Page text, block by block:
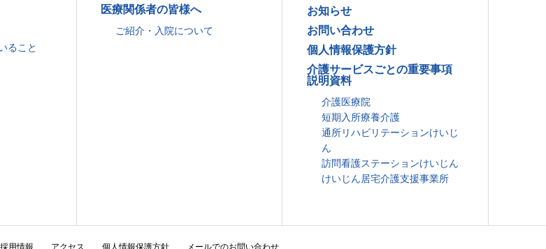
ること
医療関係者の皆様へ
ご紹介・入院について
お知らせ
お問い合わせ
個人情報保護方針
介護サービスごとの重要事項
説明資料
介護医療院
短期入所療養介護
通所リハビリテーションけいじ
ん
訪問看護ステーションけいじん
けいじん居宅介護支援事業所
採用情報 アクセス 個人情報保護方針 メールでのお問い合わせ